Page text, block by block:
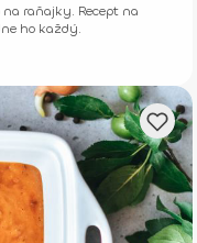
raňajky. Recept na
ho každý.